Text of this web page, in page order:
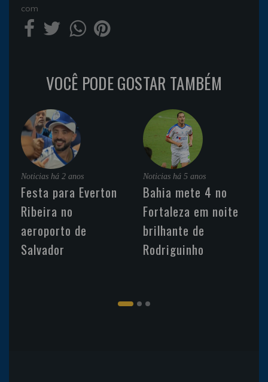
com
VOCÊ PODE GOSTAR TAMBÉM
Noticias há 2 anos
Festa para Everton
Ribeira no
aeroporto de
Salvador
Noticias há 5 anos
Bahia mete 4 no
Fortaleza em noite
brilhante de
Rodriguinho